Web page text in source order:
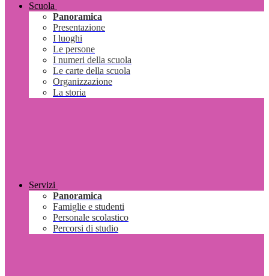
Scuola
Panoramica
Presentazione
I luoghi
Le persone
I numeri della scuola
Le carte della scuola
Organizzazione
La storia
Servizi
Panoramica
Famiglie e studenti
Personale scolastico
Percorsi di studio